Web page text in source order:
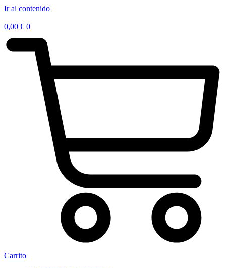
Ir al contenido
0,00 € 0
Carrito